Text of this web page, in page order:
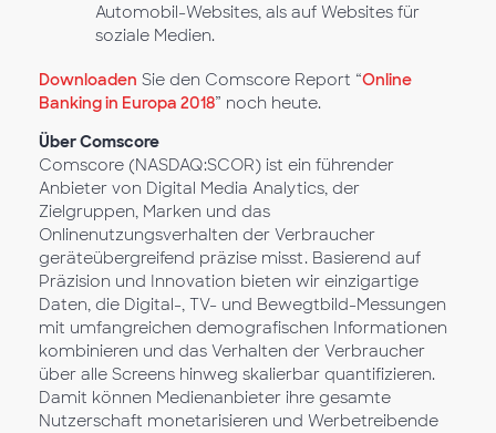
Automobil-Websites, als auf Websites für
soziale Medien.
Downloaden Sie den Comscore Report “Online
Banking in Europa 2018” noch heute.
Über Comscore
Comscore (NASDAQ:SCOR) ist ein führender
Anbieter von Digital Media Analytics, der
Zielgruppen, Marken und das
Onlinenutzungsverhalten der Verbraucher
geräteübergreifend präzise misst. Basierend auf
Präzision und Innovation bieten wir einzigartige
Daten, die Digital-, TV- und Bewegtbild-Messungen
mit umfangreichen demografischen Informationen
kombinieren und das Verhalten der Verbraucher
über alle Screens hinweg skalierbar quantifizieren.
Damit können Medienanbieter ihre gesamte
Nutzerschaft monetarisieren und Werbetreibende